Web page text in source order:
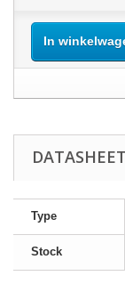
In
DATASHEET
Type
Stock